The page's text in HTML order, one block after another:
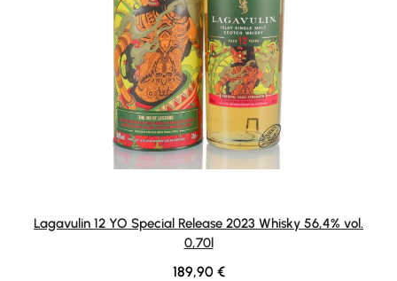
Lagavulin 12 YO Special Release 2023 Whisky 56,4% vol.
0,70l
Regulärer Preis:
189,90 €